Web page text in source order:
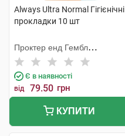
Always Ultra Normal Гігієнічні
прокладки 10 шт
Проктер енд Гембл
Мануфекчурінг
Є в наявності
від 79.50 грн
КУПИТИ